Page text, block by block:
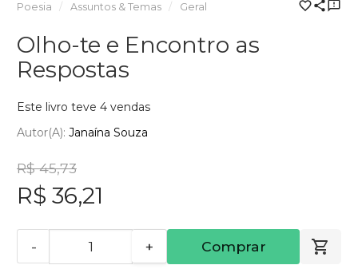
Poesia Assuntos & Temas Geral
Olho-te e Encontro as
Respostas
Este livro teve 4 vendas
Autor(a): Janaína Souza
R$ 45,73
R$ 36,21
- + Comprar